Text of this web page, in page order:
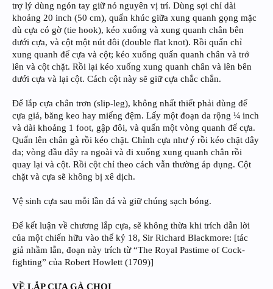
trợ lý dùng ngón tay giữ nó nguyên vị trí. Dùng sợi chỉ dài
khoảng 20 inch (50 cm), quấn khúc giữa xung quanh gọng mặc
dù cựa có gờ (tie hook), kéo xuống và xung quanh chân bên
dưới cựa, và cột một nút đôi (double flat knot). Rồi quấn chỉ
xung quanh đế cựa và cột; kéo xuống quấn quanh chân và trở
lên và cột chặt. Rồi lại kéo xuống xung quanh chân và lên bên
dưới cựa và lại cột. Cách cột này sẽ giữ cựa chắc chắn.
Để lắp cựa chân trơn (slip-leg), không nhất thiết phải dùng đế
cựa giả, băng keo hay miếng đệm. Lấy một đoạn da rộng ¼ inch
và dài khoảng 1 foot, gập đôi, và quấn một vòng quanh đế cựa.
Quấn lên chân gà rồi kéo chặt. Chỉnh cựa như ý rồi kéo chặt dây
da; vòng đầu dây ra ngoài và đi xuống xung quanh chân rồi
quay lại và cột. Rồi cột chỉ theo cách vẫn thường áp dụng. Cột
chặt và cựa sẽ không bị xê dịch.
Vệ sinh cựa sau mỗi lần đá và giữ chúng sạch bóng.
Để kết luận về chương lắp cựa, sẽ không thừa khi trích dẫn lời
của một chiến hữu vào thế kỷ 18, Sir Richard Blackmore: [tác
giả nhầm lẫn, đoạn này trích từ “The Royal Pastime of Cock-
fighting” của Robert Howlett (1709)]
VỀ LẮP CỰA GÀ CHỌI